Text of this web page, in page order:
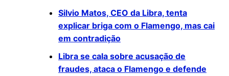
Silvio Matos, CEO da Libra, tenta
explicar briga com o Flamengo, mas cai
em contradição
Libra se cala sobre acusação de
fraudes, ataca o Flamengo e defende